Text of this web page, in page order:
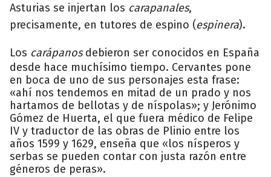
Asturias se injertan los carapanales,
precisamente, en tutores de espino (espinera).
Los carápanosdebieron ser conocidos en España
desde hace muchísimo tiempo. Cervantes pone
en boca de uno de sus personajes esta frase:
«ahí nos tendemos en mitad de un prado y nos
hartamos de bellotas y de níspolas»; y Jerónimo
Gómez de Huerta, el que fuera médico de Felipe
IV y traductor de las obras de Plinio entre los
años 1599 y 1629, enseña que «los nísperos y
serbas se pueden contar con justa razón entre
géneros de peras».